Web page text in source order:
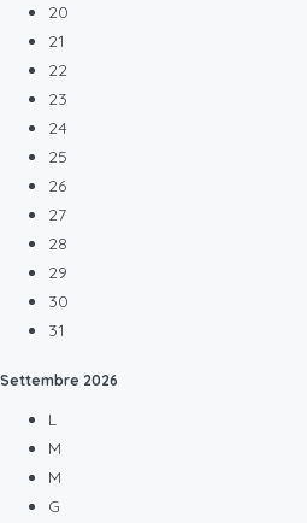
20
21
22
23
24
25
26
27
28
29
30
31
Settembre 2026
L
M
M
G